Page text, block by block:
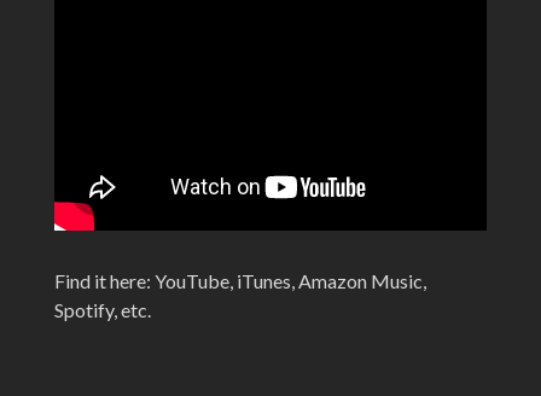
Find it here: YouTube, iTunes, Amazon Music,
Spotify, etc.